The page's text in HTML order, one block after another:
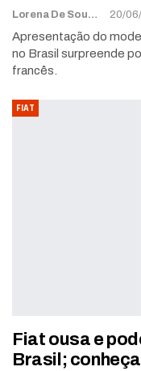
Lorena De Sousa 20/
Apresentação do
no Brasil surpreende
francês.
FIAT
Fiat ousa e
Brasil;